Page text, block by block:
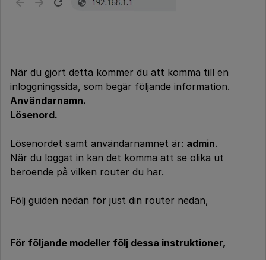
När du gjort detta kommer du att komma till en
inloggningssida, som begär följande information.
Användarnamn.
Lösenord.
Lösenordet samt användarnamnet är: admin.
När du loggat in kan det komma att se olika ut
beroende på vilken router du har.
Följ guiden nedan för just din router nedan,
För följande modeller följ dessa instruktioner,